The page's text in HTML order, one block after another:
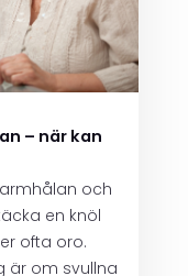
– när kan
och
en knöl
ofta oro.
är om svullna